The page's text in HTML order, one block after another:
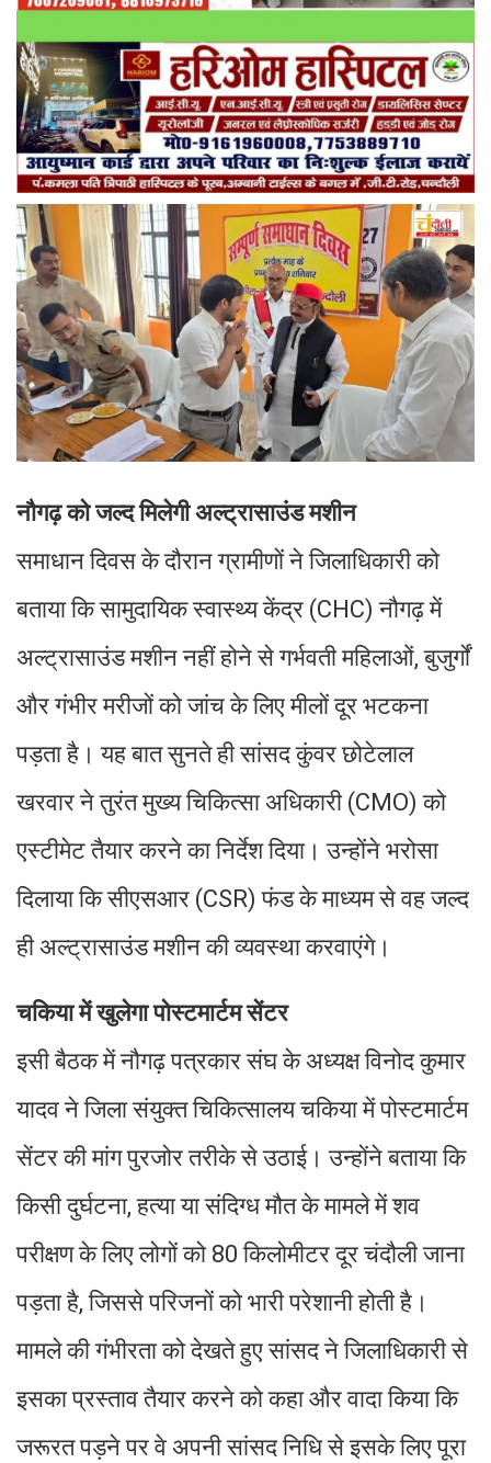
नौगढ़ को जल्द मिलेगी अल्ट्रासाउंड मशीन
समाधान दिवस के दौरान ग्रामीणों ने जिलाधिकारी को
बताया कि सामुदायिक स्वास्थ्य केंद्र (CHC) नौगढ़ में
अल्ट्रासाउंड मशीन नहीं होने से गर्भवती महिलाओं, बुजुर्गों
और गंभीर मरीजों को जांच के लिए मीलों दूर भटकना
पड़ता है। यह बात सुनते ही सांसद कुंवर छोटेलाल
खरवार ने तुरंत मुख्य चिकित्सा अधिकारी (CMO) को
एस्टीमेट तैयार करने का निर्देश दिया। उन्होंने भरोसा
दिलाया कि सीएसआर (CSR) फंड के माध्यम से वह जल्द
ही अल्ट्रासाउंड मशीन की व्यवस्था करवाएंगे।
चकिया में खुलेगा पोस्टमार्टम सेंटर
इसी बैठक में नौगढ़ पत्रकार संघ के अध्यक्ष विनोद कुमार
यादव ने जिला संयुक्त चिकित्सालय चकिया में पोस्टमार्टम
सेंटर की मांग पुरजोर तरीके से उठाई। उन्होंने बताया कि
किसी दुर्घटना, हत्या या संदिग्ध मौत के मामले में शव
परीक्षण के लिए लोगों को 80 किलोमीटर दूर चंदौली जाना
पड़ता है, जिससे परिजनों को भारी परेशानी होती है।
मामले की गंभीरता को देखते हुए सांसद ने जिलाधिकारी से
इसका प्रस्ताव तैयार करने को कहा और वादा किया कि
जरूरत पड़ने पर वे अपनी सांसद निधि से इसके लिए पूरा